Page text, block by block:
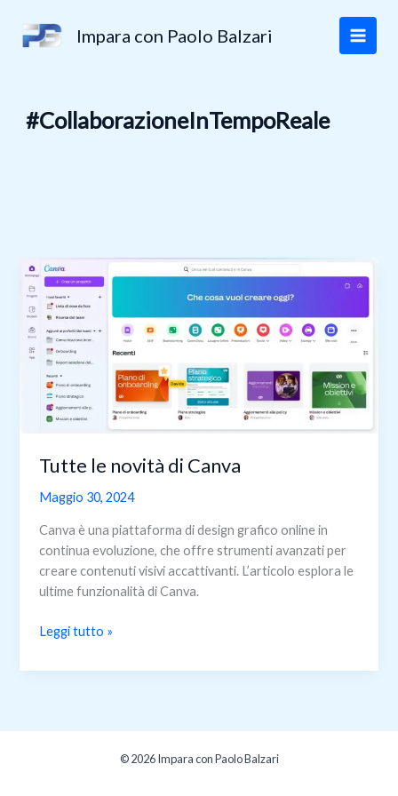
contenuto
Impara con Paolo Balzari
#CollaborazioneInTempoReale
Tutte le novità di Canva
Maggio 30, 2024
Canva è una piattaforma di design grafico online in
continua evoluzione, che offre strumenti avanzati per
creare contenuti visivi accattivanti. L’articolo esplora le
ultime funzionalità di Canva.
Tutte
novità
Leggi tutto »
© 2026 Impara con Paolo Balzari